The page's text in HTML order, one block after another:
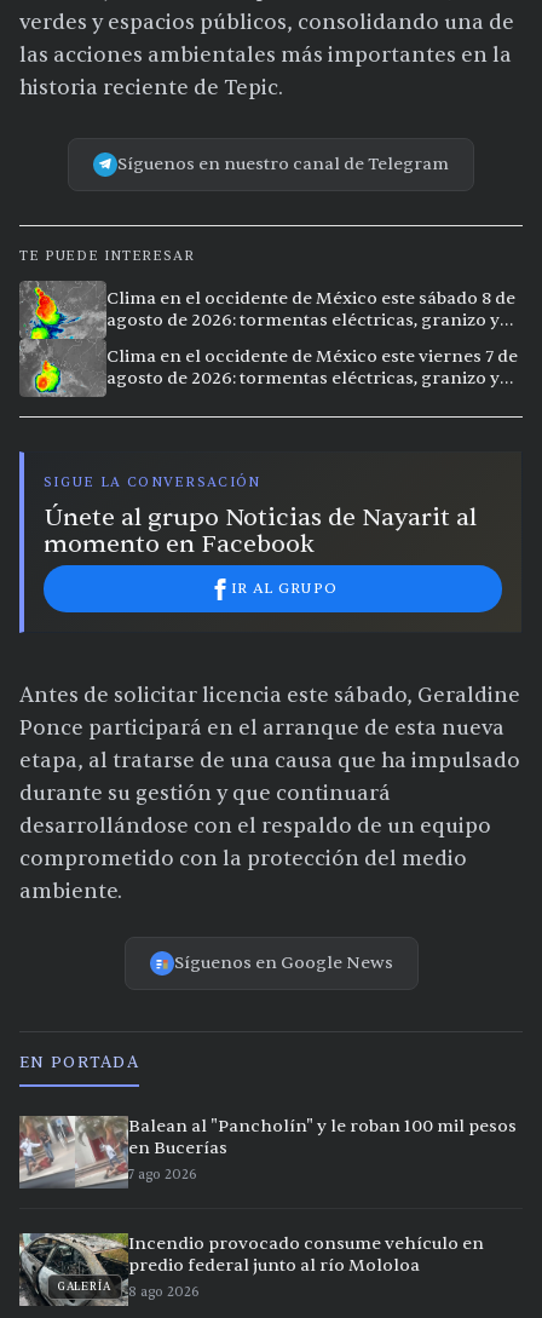
verdes y espacios públicos, consolidando una de
las acciones ambientales más importantes en la
historia reciente de Tepic.
Síguenos en nuestro canal de Telegram
TE PUEDE INTERESAR
Clima en el occidente de México este sábado 8 de
agosto de 2026: tormentas eléctricas, granizo y
Clima en el occidente de México este viernes 7 de
agosto de 2026: tormentas eléctricas, granizo y
SIGUE LA CONVERSACIÓN
Únete al grupo Noticias de Nayarit al
momento en Facebook
IR AL GRUPO
Antes de solicitar licencia este sábado, Geraldine
Ponce participará en el arranque de esta nueva
etapa, al tratarse de una causa que ha impulsado
durante su gestión y que continuará
desarrollándose con el respaldo de un equipo
comprometido con la protección del medio
ambiente.
Síguenos en Google News
EN PORTADA
Balean al "Pancholín" y le roban 100 mil pesos
en Bucerías
7 ago 2026
GALERÍA
Incendio provocado consume vehículo en
predio federal junto al río Mololoa
8 ago 2026